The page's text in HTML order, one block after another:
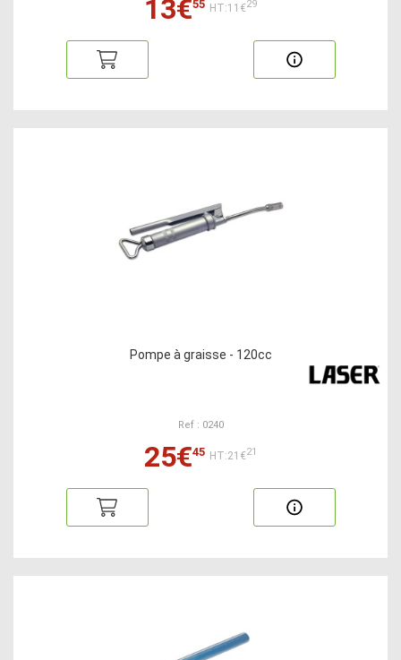
13€55 HT:11€29
Pompe à graisse - 120cc
Ref : 0240
25€45 HT:21€21